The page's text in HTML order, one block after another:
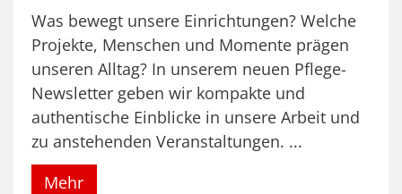
Was bewegt unsere Einrichtungen? Welche
Projekte, Menschen und Momente prägen
unseren Alltag? In unserem neuen Pflege-
Newsletter geben wir kompakte und
authentische Einblicke in unsere Arbeit und
zu anstehenden Veranstaltungen. ...
Mehr